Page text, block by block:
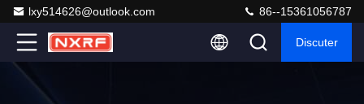
lxy514626@outlook.com 86--15361056787
Discuter